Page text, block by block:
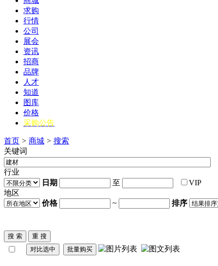
求购
行情
公司
展会
资讯
招商
品牌
人才
知道
图库
价格
采购公告
首页 > 商城 > 搜索
关键词
行业
日期
至
VIP
地区
价格
~ 排序